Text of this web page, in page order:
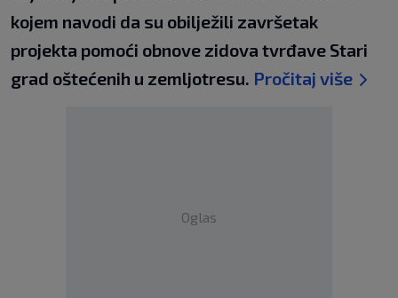
kojem navodi da su obilježili završetak
projekta pomoći obnove zidova tvrđave Stari
grad oštećenih u zemljotresu. Pročitaj više
Oglas